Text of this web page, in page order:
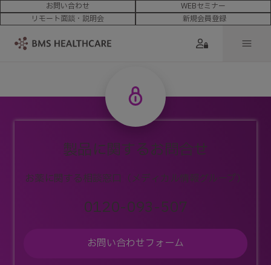
お問い合わせ
WEBセミナー
リモート面談・説明会
新規会員登録
製品に関するお問合せ
お薬に関する相談窓口（メディカル情報グループ）
0120-093-507
お問い合わせフォーム